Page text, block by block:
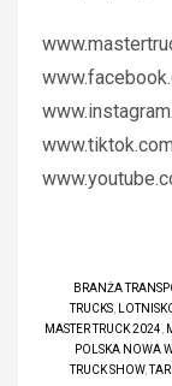
BRANŻA
TRUCKS,
MASTER TRUCK 2024,
POLSKA NOWA
TRUCK SHOW,